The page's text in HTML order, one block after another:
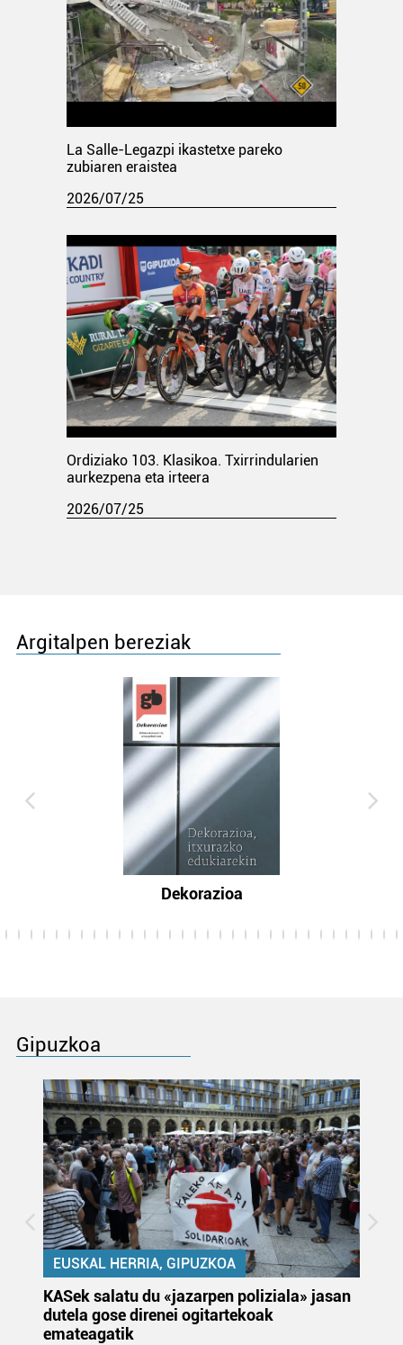
La Salle-Legazpi ikastetxe pareko
zubiaren eraistea
2026/07/25
Ordiziako 103. Klasikoa. Txirrindularien
aurkezpena eta irteera
2026/07/25
Argitalpen bereziak
Dekorazioa
Gipuzkoa
EUSKAL HERRIA, GIPUZKOA
KASek salatu du «jazarpen poliziala» jasan
dutela gose direnei ogitartekoak
emateagatik